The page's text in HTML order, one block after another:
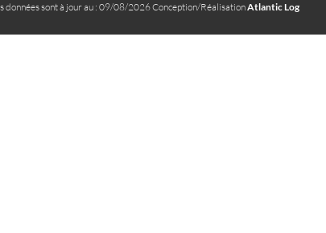
données sont à jour au : 09/08/2026 Conception/RéalisationAtlantic Log